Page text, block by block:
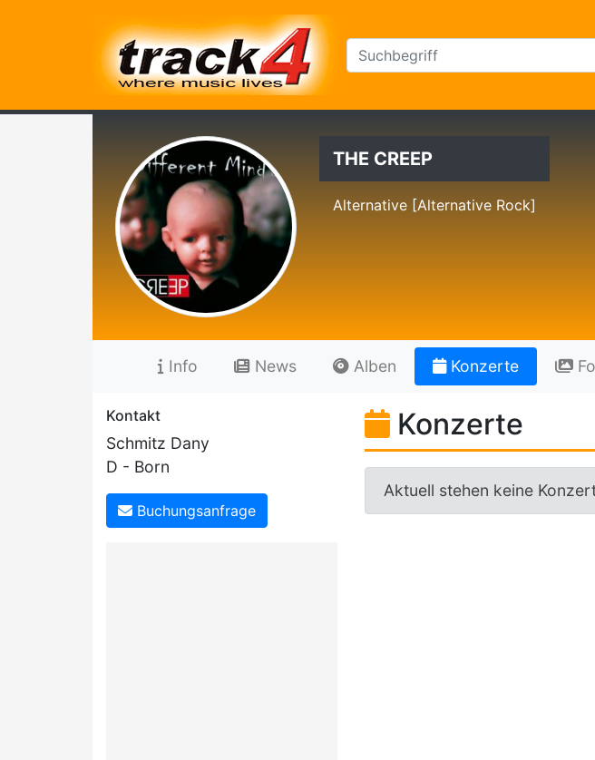
THE CREEP
Alternative [Alternative Rock]
Info News Alben Konzerte
Kontakt
Schmitz Dany
D - Born
Buchungsanfrage
Konzerte
Aktuell stehen keine